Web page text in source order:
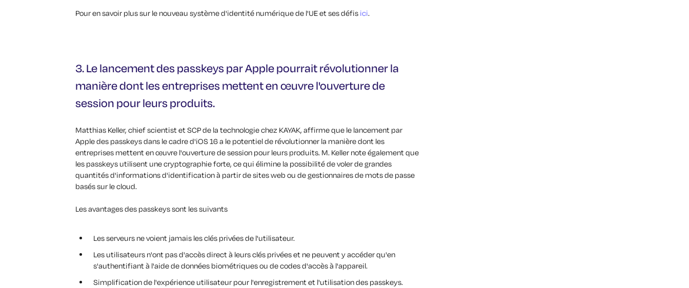
Pour en savoir plus sur le nouveau système d'identité numérique de l'UE et ses défis ici.
3. Le lancement des passkeys par Apple pourrait révolutionner la
manière dont les entreprises mettent en œuvre l'ouverture de
session pour leurs produits.
Matthias Keller, chief scientist et SCP de la technologie chez KAYAK, affirme que le lancement par
Apple des passkeys dans le cadre d'iOS 16 a le potentiel de révolutionner la manière dont les
entreprises mettent en œuvre l'ouverture de session pour leurs produits. M. Keller note également que
les passkeys utilisent une cryptographie forte, ce qui élimine la possibilité de voler de grandes
quantités d'informations d'identification à partir de sites web ou de gestionnaires de mots de passe
basés sur le cloud.
Les avantages des passkeys sont les suivants
Les serveurs ne voient jamais les clés privées de l'utilisateur.
Les utilisateurs n'ont pas d'accès direct à leurs clés privées et ne peuvent y accéder qu'en
s'authentifiant à l'aide de données biométriques ou de codes d'accès à l'appareil.
Simplification de l'expérience utilisateur pour l'enregistrement et l'utilisation des passkeys.